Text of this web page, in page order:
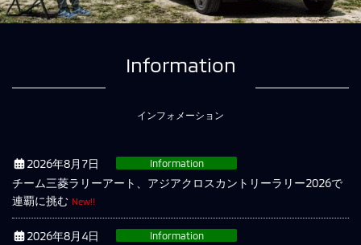
Information
インフォメーション
2026年8月7日 Information
チーム三菱ラリーアート、アジアクロスカントリーラリー2026で
連覇に挑む New!!
2026年8月4日 Information